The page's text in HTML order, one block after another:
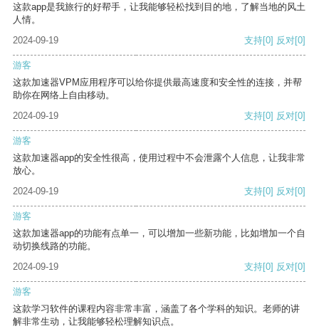
这款app是我旅行的好帮手，让我能够轻松找到目的地，了解当地的风土
人情。
2024-09-19
支持[0] 反对[0]
游客
这款加速器VPM应用程序可以给你提供最高速度和安全性的连接，并帮
助你在网络上自由移动。
2024-09-19
支持[0] 反对[0]
游客
这款加速器app的安全性很高，使用过程中不会泄露个人信息，让我非常
放心。
2024-09-19
支持[0] 反对[0]
游客
这款加速器app的功能有点单一，可以增加一些新功能，比如增加一个自
动切换线路的功能。
2024-09-19
支持[0] 反对[0]
游客
这款学习软件的课程内容非常丰富，涵盖了各个学科的知识。老师的讲
解非常生动，让我能够轻松理解知识点。